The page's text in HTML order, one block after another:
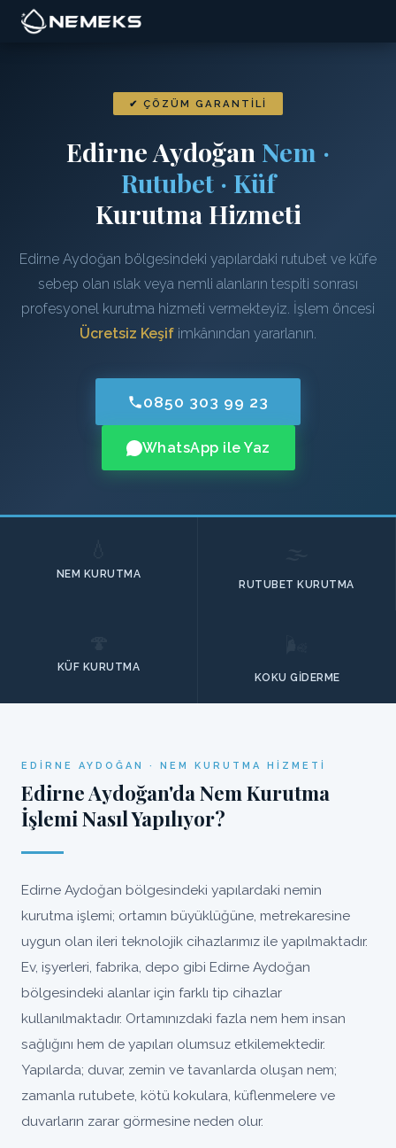
✔ ÇÖZÜM GARANTILI
Edirne Aydoğan Nem ·
Rutubet · Küf
Kurutma Hizmeti
Edirne Aydoğan bölgesindeki yapılardaki rutubet ve küfe
sebep olan ıslak veya nemli alanların tespiti sonrası
profesyonel kurutma hizmeti vermekteyiz. İşlem öncesi
Ücretsiz Keşif imkânından yararlanın.
0850 303 99 23
WhatsApp ile Yaz
NEM KURUTMA
RUTUBET KURUTMA
KÜF KURUTMA
KOKU GIDERME
EDIRNE AYDOĞAN · NEM KURUTMA HIZMETI
Edirne Aydoğan'da Nem Kurutma
İşlemi Nasıl Yapılıyor?
Edirne Aydoğan bölgesindeki yapılardaki nemin
kurutma işlemi; ortamın büyüklüğüne, metrekaresine
uygun olan ileri teknolojik cihazlarımız ile yapılmaktadır.
Ev, işyerleri, fabrika, depo gibi Edirne Aydoğan
bölgesindeki alanlar için farklı tip cihazlar
kullanılmaktadır. Ortamınızdaki fazla nem hem insan
sağlığını hem de yapıları olumsuz etkilemektedir.
Yapılarda; duvar, zemin ve tavanlarda oluşan nem;
zamanla rutubete, kötü kokulara, küflenmelere ve
duvarların zarar görmesine neden olur.